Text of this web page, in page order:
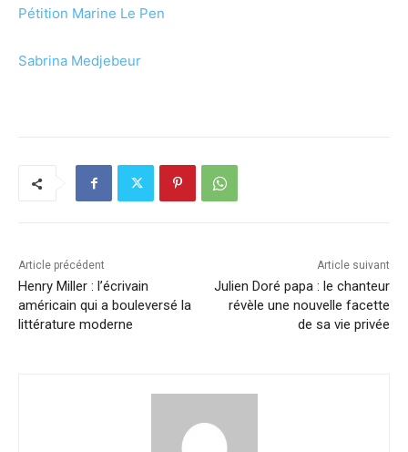
Pétition Marine Le Pen
Sabrina Medjebeur
Article précédent
Henry Miller : l’écrivain
américain qui a bouleversé la
littérature moderne
Article suivant
Julien Doré papa : le chanteur
révèle une nouvelle facette
de sa vie privée